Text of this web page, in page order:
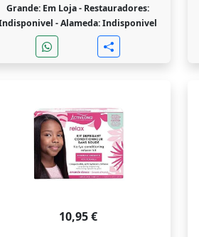
Grande: Em Loja - Restauradores:
-Alameda: Indisponivel
10,95 €